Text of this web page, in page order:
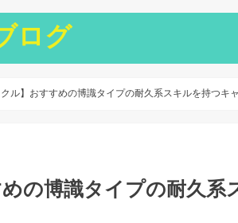
ログ
クル】おすすめの博識タイプの耐久系スキルを持つキ
めの博識タイプの耐久系